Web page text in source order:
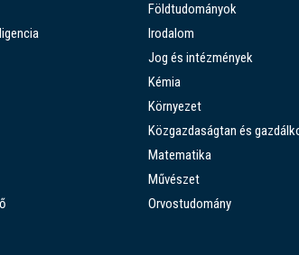
Földtudományok
Irodalom
Jog és intézmények
Kémia
Környezet
Közgazdaságtan és
Matematika
Művészet
Orvostudomány